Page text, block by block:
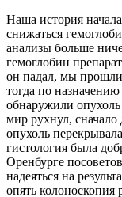
Наша история
снижаться
анализы больше
гемоглобин
он падал, мы прошли
тогда по
обнаружили
мир рухнул,
опухоль
гистология была
Оренбурге
надеяться на
опять колоноскопия